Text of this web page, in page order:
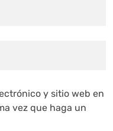
y sitio web en
vez que haga un